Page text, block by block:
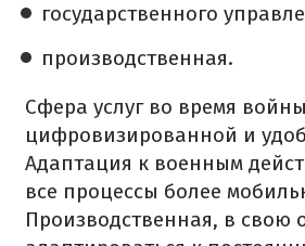
государственного
производственная.
Сфера услуг во время
цифровизированной и
Адаптация к военным
все процессы более
Производственная, в свою